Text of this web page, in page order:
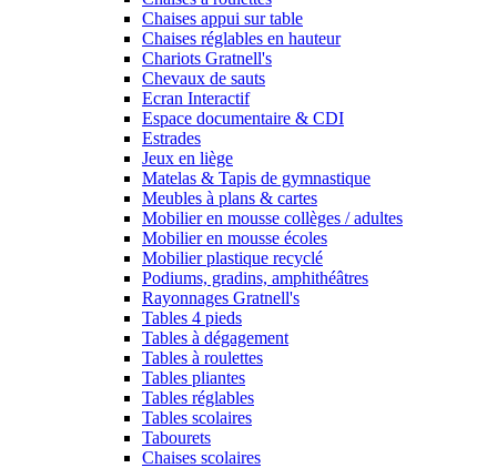
Chaises appui sur table
Chaises réglables en hauteur
Chariots Gratnell's
Chevaux de sauts
Ecran Interactif
Espace documentaire & CDI
Estrades
Jeux en liège
Matelas & Tapis de gymnastique
Meubles à plans & cartes
Mobilier en mousse collèges / adultes
Mobilier en mousse écoles
Mobilier plastique recyclé
Podiums, gradins, amphithéâtres
Rayonnages Gratnell's
Tables 4 pieds
Tables à dégagement
Tables à roulettes
Tables pliantes
Tables réglables
Tables scolaires
Tabourets
Chaises scolaires